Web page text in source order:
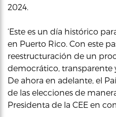
2024.
‘Este es un día histórico
en Puerto Rico. Con este
reestructuración de un
democrático, transparente
De ahora en adelante, el
de las elecciones de
Presidenta de la CEE en